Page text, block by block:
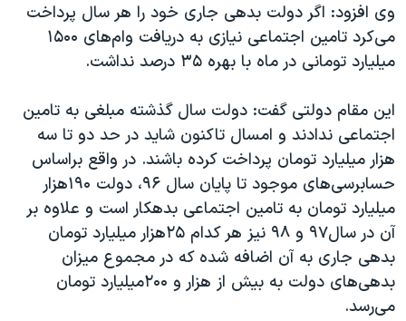
وی افزود: اگر دولت بدهی جاری خود را هر سال پرداخت
می‌کرد تامین اجتماعی نیازی به دریافت وام‌های ۱۵۰۰
میلیارد تومانی در ماه با بهره ۳۵ درصد نداشت.
این مقام دولتی گفت: دولت سال گذشته مبلغی به تامین
اجتماعی ندادند و امسال تاکنون شاید در حد دو تا سه
هزار میلیارد تومان پرداخت کرده باشند. در واقع براساس
حسابرسی‌های موجود تا پایان سال ۹۶، دولت ۱۹۰هزار
میلیارد تومان به تامین اجتماعی بدهکار است و علاوه بر
آن در سال۹۷ و ۹۸ نیز هر کدام ۲۵هزار میلیارد تومان
بدهی جاری به آن اضافه شده که در مجموع میزان
بدهی‌های دولت به بیش از هزار و ۲۰۰میلیارد تومان
می‌رسد.